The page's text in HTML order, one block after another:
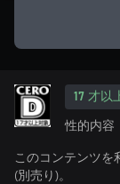
17 才以
性的内容
このコンテンツを
(別売り)。